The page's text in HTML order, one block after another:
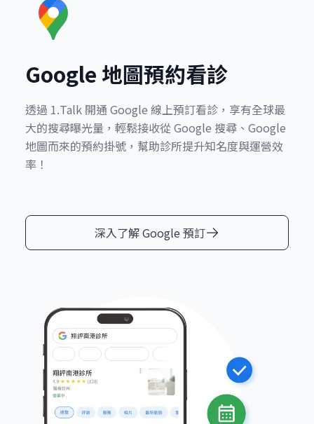
Google 地圖預約看診
透過 1.Talk 開通 Google 線上預訂看診，享有全球最
大的搜尋曝光量，輕鬆接收從 Google 搜尋、Google
地圖而來的預約掛號，幫助診所提升知名度與運營效
率！
深入了解 Google 預訂